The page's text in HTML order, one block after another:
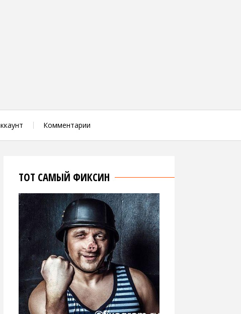
Комментарии
ТОТ САМЫЙ ФИКСИН